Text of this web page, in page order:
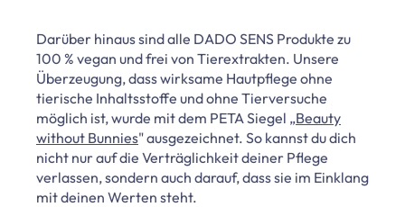
Darüber hinaus sind alle DADO SENS Produkte zu
100 % vegan und frei von Tierextrakten. Unsere
Überzeugung, dass wirksame Hautpflege ohne
tierische Inhaltsstoffe und ohne Tierversuche
möglich ist, wurde mit dem PETA Siegel „Beauty
without Bunnies" ausgezeichnet. So kannst du dich
nicht nur auf die Verträglichkeit deiner Pflege
verlassen, sondern auch darauf, dass sie im Einklang
mit deinen Werten steht.